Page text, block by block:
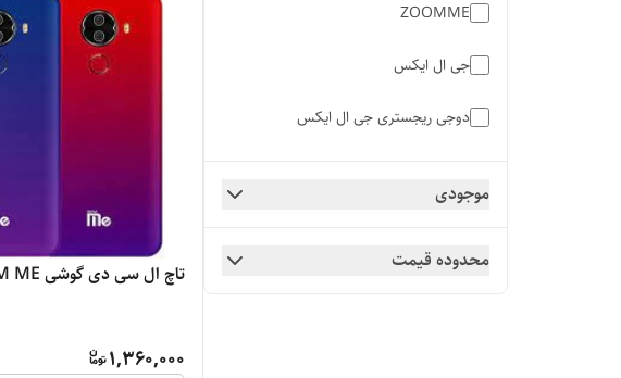
ZOOMME
جی ال ایکس
دوجی ریجستری جی ال ایکس
موجودی
محدوده قیمت
تاچ ال سی دی گوشی M2 ZOOM ME
1,360,000